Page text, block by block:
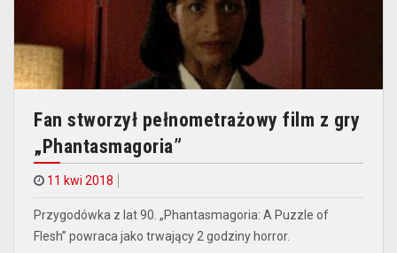
Fan stworzył pełnometrażowy film z gry
„Phantasmagoria”
11 kwi 2018
Przygodówka z lat 90. „Phantasmagoria: A Puzzle of
Flesh” powraca jako trwający 2 godziny horror.